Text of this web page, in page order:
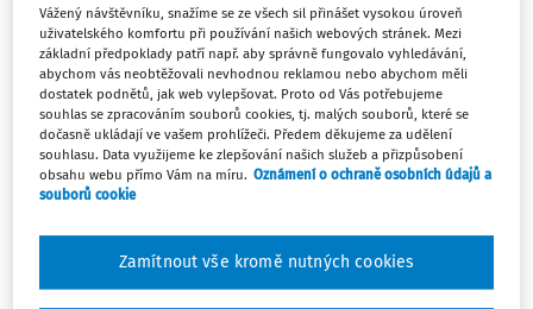
V této souvislosti je nutné vyřešit čtyři klíčové otázky:
Jedná se o výrok učiněný veřejně, nebo v soukromí - co
vlastně je Facebook?
Jak lze od sebe rozlišit oprávněnou a neoprávněnou
kritiku?
Kdy se jedná o vulgarismus?
Je tedy výrok druhého ze zaměstnanců důvodem pro
skončení jeho pracovního poměru ze strany
zaměstnavatele?
Vážený návštěvníku, snažíme se ze všech sil přinášet vysokou úroveň
uživatelského komfortu při používání našich webových stránek. Mezi
základní předpoklady patří např. aby správně fungovalo vyhledávání,
abychom vás neobtěžovali nevhodnou reklamou nebo abychom měli
dostatek podnětů, jak web vylepšovat. Proto od Vás potřebujeme
souhlas se zpracováním souborů cookies, tj. malých souborů, které se
dočasně ukládají ve vašem prohlížeči. Předem děkujeme za udělení
souhlasu. Data využijeme ke zlepšování našich služeb a přizpůsobení
obsahu webu přímo Vám na míru. Oznámení o ochraně osobních údajů a
souborů cookie
Zamítnout vše kromě nutných cookies